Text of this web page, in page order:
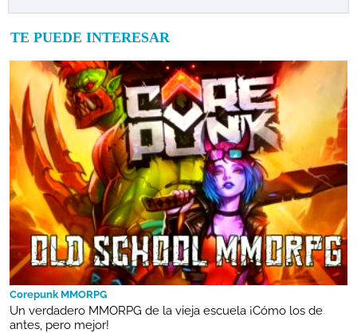
TE PUEDE INTERESAR
Corepunk MMORPG
Un verdadero MMORPG de la vieja escuela ¡Cómo los de
antes, pero mejor!